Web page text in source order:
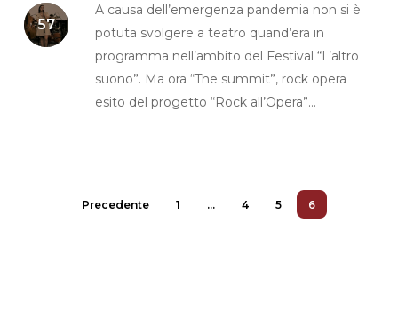
A causa dell’emergenza pandemia non si è
potuta svolgere a teatro quand’era in
programma nell’ambito del Festival “L’altro
suono”. Ma ora “The summit”, rock opera
esito del progetto “Rock all’Opera”…
Precedente 1 … 4 5 6